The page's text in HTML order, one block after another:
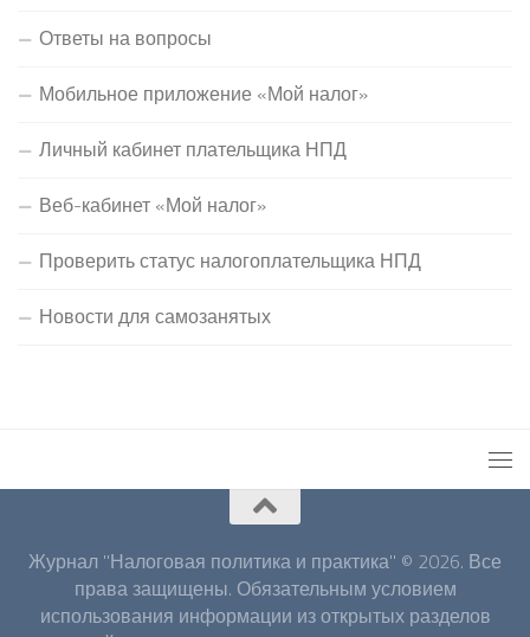
Ответы на вопросы
Мобильное приложение «Мой налог»
Личный кабинет плательщика НПД
Веб-кабинет «Мой налог»
Проверить статус налогоплательщика НПД
Новости для самозанятых
Журнал "Налоговая политика и практика" © 2026. Все
права защищены. Обязательным условием
использования информации из открытых разделов